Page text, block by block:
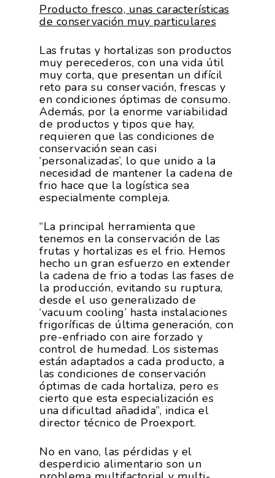
Producto fresco, unas características
de conservación muy particulares
Las frutas y hortalizas son productos
muy perecederos, con una vida útil
muy corta, que presentan un difícil
reto para su conservación, frescas y
en condiciones óptimas de consumo.
Además, por la enorme variabilidad
de productos y tipos que hay,
requieren que las condiciones de
conservación sean casi
‘personalizadas’, lo que unido a la
necesidad de mantener la cadena de
frio hace que la logística sea
especialmente compleja.
“La principal herramienta que
tenemos en la conservación de las
frutas y hortalizas es el frio. Hemos
hecho un gran esfuerzo en extender
la cadena de frio a todas las fases de
la producción, evitando su ruptura,
desde el uso generalizado de
‘vacuum cooling’ hasta instalaciones
frigoríficas de última generación, con
pre-enfriado con aire forzado y
control de humedad. Los sistemas
están adaptados a cada producto, a
las condiciones de conservación
óptimas de cada hortaliza, pero es
cierto que esta especialización es
una dificultad añadida”, indica el
director técnico de Proexport.
No en vano, las pérdidas y el
desperdicio alimentario son un
Forma Parte De
PROEXPORT
Calidad Y Seguridad
Alimentaria
Innovación
Internacionalización
Multimedia
Nutrición Y Salud
Opinión
RSC
Sostenibilidad
Datos 2024
Exportaciones 2019
Exportaciones 2018
Exportaciones 2017
Exportaciones 2016
Exportaciones 2015
Formación
Bolsa De Empleo
Formación
Teleformación
Iniciativas
Modificación Ley Mar
Juntos Contra El
Proyectos Destacados
Alimentación
Campañas De
Frutas Y Hortalizas
Sostenible
I+S PRO
Sostenibilidad
Innovación
Contacto
Intranet